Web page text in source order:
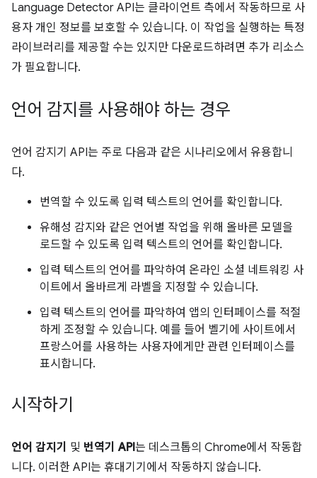
Language Detector API는 클라이언트 측에서 작동하므로 사
용자 개인 정보를 보호할 수 있습니다. 이 작업을 실행하는 특정
라이브러리를 제공할 수는 있지만 다운로드하려면 추가 리소스
가 필요합니다.
언어 감지를 사용해야 하는 경우
언어 감지기 API는 주로 다음과 같은 시나리오에서 유용합니
다.
번역할 수 있도록 입력 텍스트의 언어를 확인합니다.
유해성 감지와 같은 언어별 작업을 위해 올바른 모델을
로드할 수 있도록 입력 텍스트의 언어를 확인합니다.
입력 텍스트의 언어를 파악하여 온라인 소셜 네트워킹 사
이트에서 올바르게 라벨을 지정할 수 있습니다.
입력 텍스트의 언어를 파악하여 앱의 인터페이스를 적절
하게 조정할 수 있습니다. 예를 들어 벨기에 사이트에서
프랑스어를 사용하는 사용자에게만 관련 인터페이스를
표시합니다.
시작하기
언어 감지기 및 번역기 API는 데스크톱의 Chrome에서 작동합
니다. 이러한 API는 휴대기기에서 작동하지 않습니다.